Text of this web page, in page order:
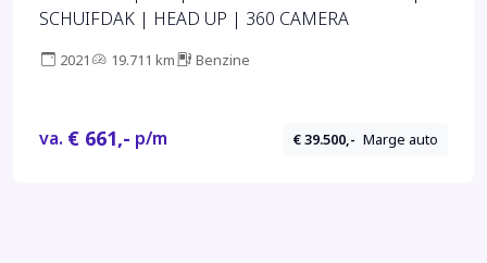
SCHUIFDAK | HEAD UP | 360 CAMERA
2021 19.711 km Benzine
va. € 661,- p/m € 39.500,- Marge auto